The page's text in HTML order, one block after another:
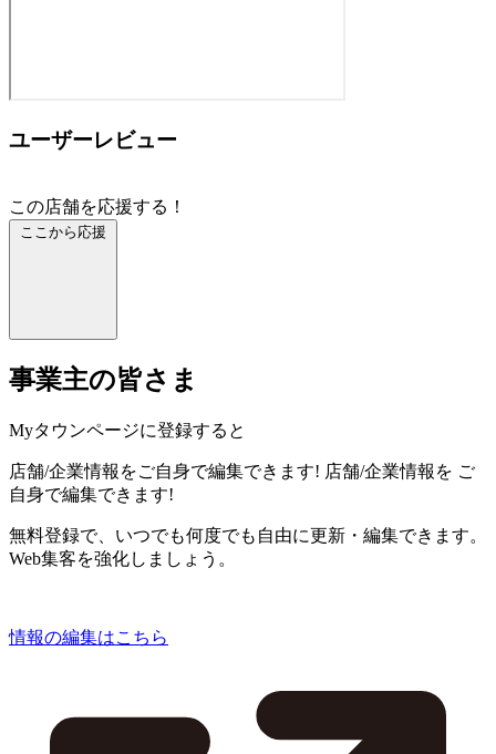
ユーザーレビュー
この店舗を応援する！
ここから応援
事業主の皆さま
Myタウンページに登録すると
店舗/企業情報をご自身で編集できます! 店舗/企業情報を ご
自身で編集できます!
無料登録で、いつでも何度でも自由に更新・編集できます。
Web集客を強化しましょう。
情報の編集はこちら